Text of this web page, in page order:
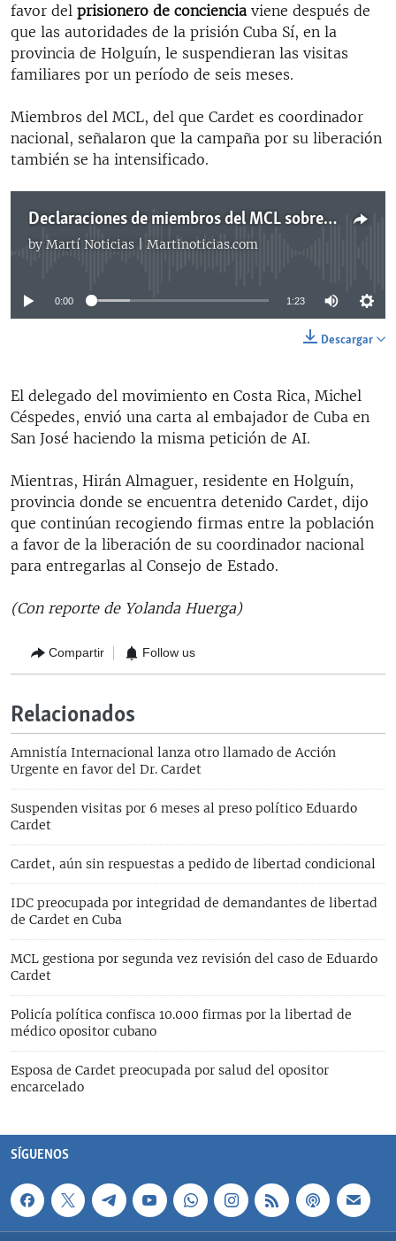
favor del prisionero de conciencia viene después de
que las autoridades de la prisión Cuba Sí, en la
provincia de Holguín, le suspendieran las visitas
familiares por un período de seis meses.
Miembros del MCL, del que Cardet es coordinador
nacional, señalaron que la campaña por su liberación
también se ha intensificado.
Declaraciones de miembros del MCL sobre campaña para liberación de Cardet
by Martí Noticias | Martinoticias.com
No media source currently available
0:00 1:23
Descargar
El delegado del movimiento en Costa Rica, Michel
Céspedes, envió una carta al embajador de Cuba en
San José haciendo la misma petición de AI.
Mientras, Hirán Almaguer, residente en Holguín,
provincia donde se encuentra detenido Cardet, dijo
que continúan recogiendo firmas entre la población
a favor de la liberación de su coordinador nacional
para entregarlas al Consejo de Estado.
(Con reporte de Yolanda Huerga)
Compartir Follow us
Relacionados
Amnistía Internacional lanza otro llamado de Acción
Urgente en favor del Dr. Cardet
Suspenden visitas por 6 meses al preso político Eduardo
Cardet
Cardet, aún sin respuestas a pedido de libertad condicional
IDC preocupada por integridad de demandantes de libertad
de Cardet en Cuba
MCL gestiona por segunda vez revisión del caso de Eduardo
Cardet
Policía política confisca 10.000 firmas por la libertad de
médico opositor cubano
Esposa de Cardet preocupada por salud del opositor
encarcelado
SÍGUENOS